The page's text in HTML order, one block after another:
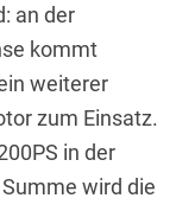
an der
kommt
weiterer
zum Einsatz.
in der
wird die